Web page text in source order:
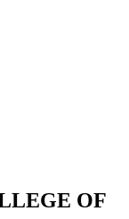
OF